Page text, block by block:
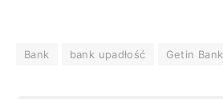
Bank bank upadłość Getin Bank